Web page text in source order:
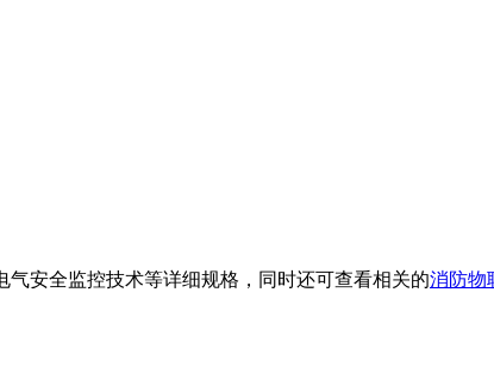
气安全监控技术等详细规格，同时还可查看相关的消防物